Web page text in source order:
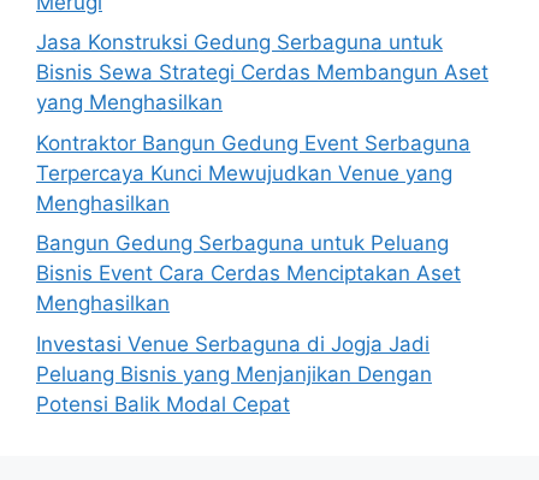
Jasa Konstruksi Gedung Serbaguna untuk
Bisnis Sewa Strategi Cerdas Membangun Aset
yang Menghasilkan
Kontraktor Bangun Gedung Event Serbaguna
Terpercaya Kunci Mewujudkan Venue yang
Menghasilkan
Bangun Gedung Serbaguna untuk Peluang
Bisnis Event Cara Cerdas Menciptakan Aset
Menghasilkan
Investasi Venue Serbaguna di Jogja Jadi
Peluang Bisnis yang Menjanjikan Dengan
Potensi Balik Modal Cepat